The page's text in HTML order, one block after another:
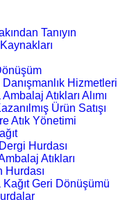
Tanıyın
Hizmetleri
Atıkları Alımı
Ürün Satışı
Atık Yönetimi
Hurdası
Atıkları
Hurdası
Kağıt Geri Dönüşümü